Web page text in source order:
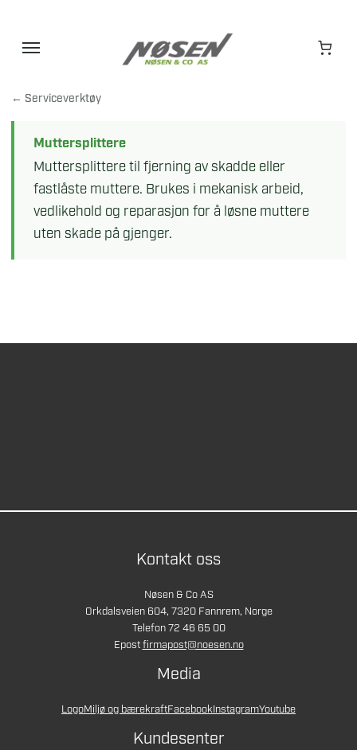
← Serviceverktøy
Muttersplittere
Muttersplittere til fjerning av skadde eller
fastlåste muttere. Brukes i mekanisk arbeid,
vedlikehold og reparasjon for å løsne muttere
uten skade på gjenger.
Kontakt oss
Nøsen & Co AS
Orkdalsveien 604, 7320 Fannrem, Norge
Telefon 72 46 65 00
Epostfirmapost@noesen.no
Media
LogoMiljø og bærekraftFacebookInstagramYoutube
Kundesenter